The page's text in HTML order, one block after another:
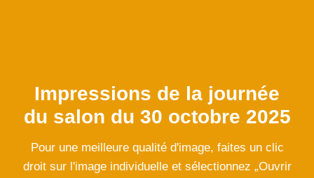
Impressions de la journée
du salon du 30 octobre 2025
Pour une meilleure qualité d'image, faites un clic
droit sur l'image individuelle et sélectionnez „Ouvrir